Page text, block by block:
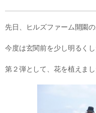
先日、ヒルズファーム開園
今度は玄関前を少し明るく
第２弾として、花を植えまし